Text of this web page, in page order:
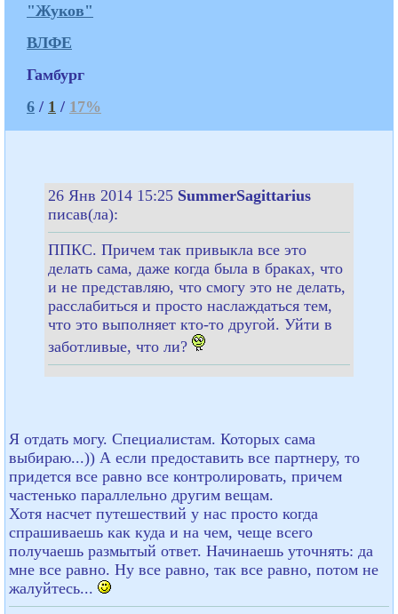
"Жуков"
ВЛФЕ
Гамбург
6 / 1 / 17%
26 Янв 2014 15:25 SummerSagittarius
писав(ла):
ППКС. Причем так привыкла все это
делать сама, даже когда была в браках, что
и не представляю, что смогу это не делать,
расслабиться и просто наслаждаться тем,
что это выполняет кто-то другой. Уйти в
заботливые, что ли?
Я отдать могу. Специалистам. Которых сама
выбираю...)) А если предоставить все партнеру, то
придется все равно все контролировать, причем
частенько параллельно другим вещам.
Хотя насчет путешествий у нас просто когда
спрашиваешь как куда и на чем, чеще всего
получаешь размытый ответ. Начинаешь уточнять: да
мне все равно. Ну все равно, так все равно, потом не
жалуйтесь...